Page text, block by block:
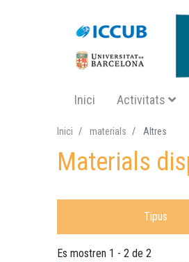
Navegació
Inici Activitats
Inici materials Altres
Materials
Es mostren 1 - 2 de 2